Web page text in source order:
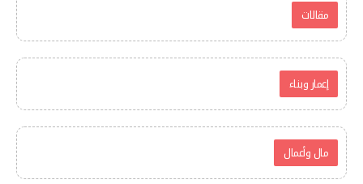
مقالات
إعمار وبناء
مال وأعمال